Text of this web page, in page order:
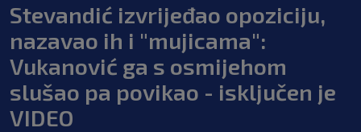
Stevandić izvrijeđao opoziciju,
nazavao ih i "mujicama":
Vukanović ga s osmijehom
slušao pa povikao - isključen je
VIDEO